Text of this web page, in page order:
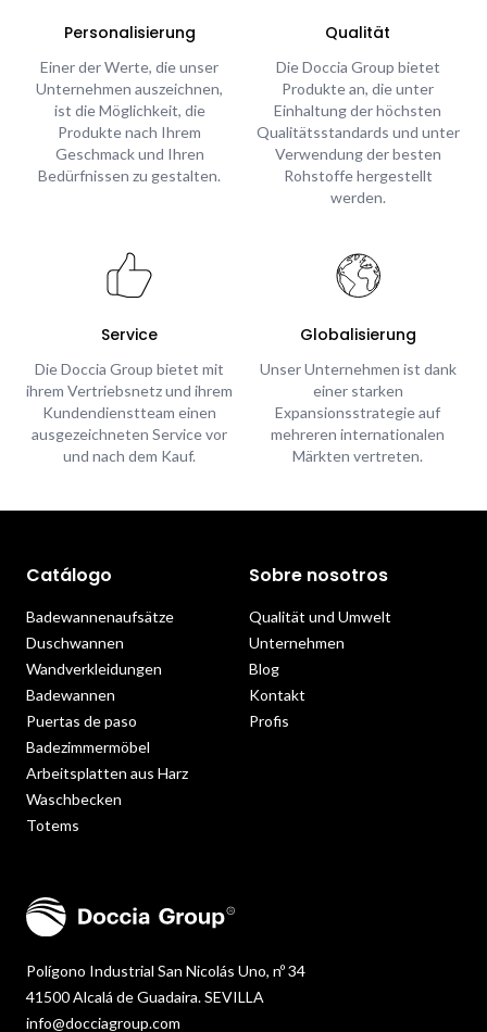
Personalisierung
Einer der Werte, die unser
Unternehmen auszeichnen,
ist die Möglichkeit, die
Produkte nach Ihrem
Geschmack und Ihren
Bedürfnissen zu gestalten.
Qualität
Die Doccia Group bietet
Produkte an, die unter
Einhaltung der höchsten
Qualitätsstandards und unter
Verwendung der besten
Rohstoffe hergestellt
werden.
Service
Die Doccia Group bietet mit
ihrem Vertriebsnetz und ihrem
Kundendienstteam einen
ausgezeichneten Service vor
und nach dem Kauf.
Globalisierung
Unser Unternehmen ist dank
einer starken
Expansionsstrategie auf
mehreren internationalen
Märkten vertreten.
Polígono Industrial San Nicolás Uno, nº 34
41500 Alcalá de Guadaira. SEVILLA
info@docciagroup.com
Catálogo
Badewannenaufsätze
Duschwannen
Wandverkleidungen
Badewannen
Puertas de paso
Badezimmermöbel
Arbeitsplatten aus Harz
Waschbecken
Totems
Sobre nosotros
Qualität und Umwelt
Unternehmen
Blog
Kontakt
Profis